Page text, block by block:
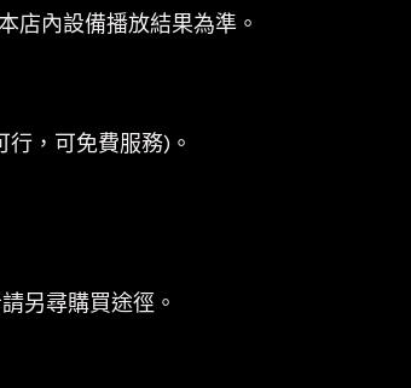
店內設備播放結果為準。
，可免費服務)。
另尋購買途徑。